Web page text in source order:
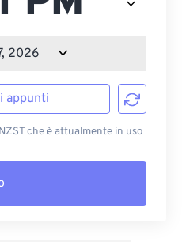
appunti
che è attualmente in uso